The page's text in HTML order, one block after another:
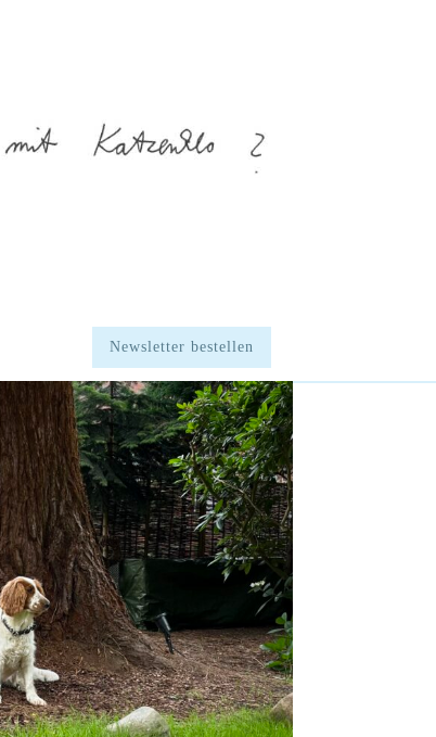
Newsletter bestellen